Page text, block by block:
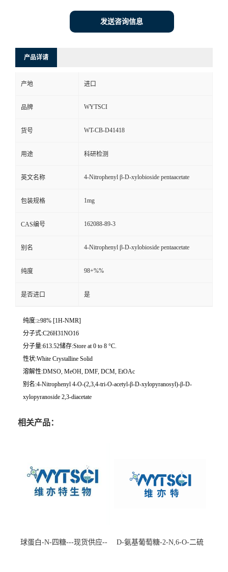
发送咨询信息
产品详请
产地 进口
品牌 WYTSCI
货号 WT-CB-D41418
用途 科研检测
英文名称 4-Nitrophenyl β-D-xylobioside pentaacetate
包装规格 1mg
CAS编号 162088-89-3
别名 4-Nitrophenyl β-D-xylobioside pentaacetate
纯度 98+%%
是否进口 是
纯度:≥98% [1H-NMR]
分子式:C26H31NO16
分子量:613.52储存:Store at 0 to 8 °C.
性状:White Crystalline Solid
溶解性:DMSO, MeOH, DMF, DCM, EtOAc
别名:4-Nitrophenyl 4-O-(2,3,4-tri-O-acetyl-β-D-xylopyranosyl)-β-D-
xylopyranoside 2,3-diacetate
相关产品：
球蛋白-N-四糖---现货供应--
D-氨基葡萄糖-2-N,6-O-二硫